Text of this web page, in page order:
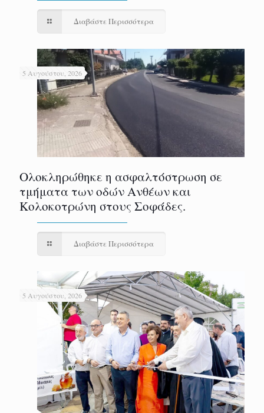
Διαβάστε Περισσότερα
5 Αυγούστου, 2026
Ολοκληρώθηκε η ασφαλτόστρωση σε
τμήματα των οδών Ανθέων και
Κολοκοτρώνη στους Σοφάδες.
Διαβάστε Περισσότερα
5 Αυγούστου, 2026